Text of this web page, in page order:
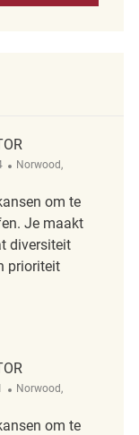
Plaats
Norwood,
om te
Je maakt
diversiteit
prioriteit
Plaats
Norwood,
om te